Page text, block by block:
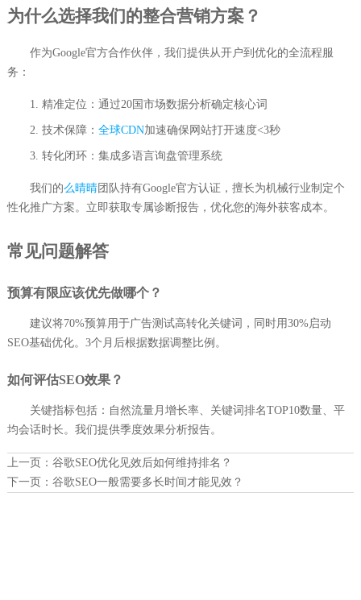
为什么选择我们的整合营销方案？
作为Google官方合作伙伴，我们提供从开户到优化的全流程服
务：
精准定位：通过20国市场数据分析确定核心词
技术保障： 全球CDN加速确保网站打开速度<3秒
转化闭环：集成多语言询盘管理系统
我们的么晴晴团队持有Google官方认证，擅长为机械行业制定个
性化推广方案。立即获取专属诊断报告，优化您的海外获客成本。
常见问题解答
预算有限应该优先做哪个？
建议将70%预算用于广告测试高转化关键词，同时用30%启动
SEO基础优化。3个月后根据数据调整比例。
如何评估SEO效果？
关键指标包括：自然流量月增长率、关键词排名TOP10数量、平
均会话时长。我们提供季度效果分析报告。
上一页： 谷歌SEO优化见效后如何维持排名？
下一页： 谷歌SEO一般需要多长时间才能见效？